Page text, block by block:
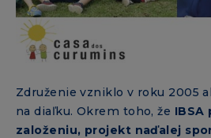
Združenie vzniklo v roku 2005
na diaľku. Okrem toho, že IBSA
založeniu, projekt naďalej